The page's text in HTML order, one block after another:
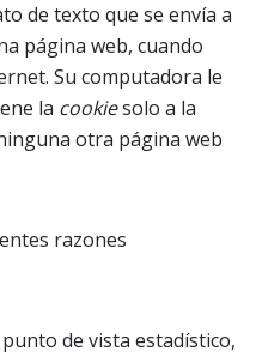
de texto que se envía a
página web, cuando
Su computadora le
la cookiesolo a la
otra página web
razones
de vista estadístico,